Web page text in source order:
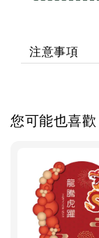
注意事項
您可能也喜歡